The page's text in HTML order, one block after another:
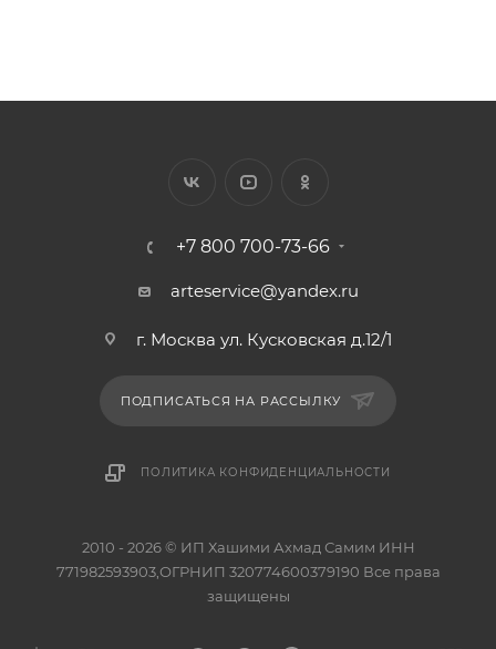
+7 800 700-73-66
arteservice@yandex.ru
г. Москва ул. Кусковская д.12/1
ПОДПИСАТЬСЯ НА РАССЫЛКУ
ПОЛИТИКА КОНФИДЕНЦИАЛЬНОСТИ
2010 - 2026 © ИП Хашими Ахмад Самим ИНН
771982593903,ОГРНИП 320774600379190 Все права
защищены